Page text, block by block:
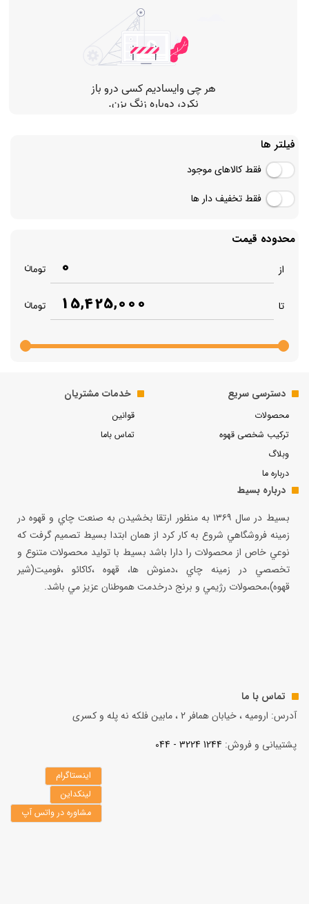
فیلتر ها
فقط کالاهای موجود
فقط تخفیف دار ها
محدوده قیمت
از 0
تا 15,425,000
دسترسی سریع
محصولات
ترکیب شخصی قهوه
وبلاگ
درباره ما
خدمات مشتریان
قوانین
تماس باما
درباره بسیط
بسيط در سال ۱۳۶۹ به منظور ارتقا بخشيدن به صنعت چاي و قهوه در
زمينه فروشگاهي شروع به كار كرد از همان ابتدا بسيط تصميم گرفت كه
نوعي خاص از محصولات را دارا باشد بسيط با توليد محصولات متنوع و
تخصصي در زمينه چاي ،دمنوش ها، قهوه ،كاكائو ،فوميت(شير
قهوه)،محصولات رژيمي و برنج درخدمت هموطنان عزيز مي باشد.
تماس با ما
آدرس: ارومیه ، خیابان همافر 2 ، مابين فلكه نه پله و کسری
پشتیبانی و فروش: 1244 3224 - 044
اینستاگرام
لینکداین
مشاوره در واتس آپ